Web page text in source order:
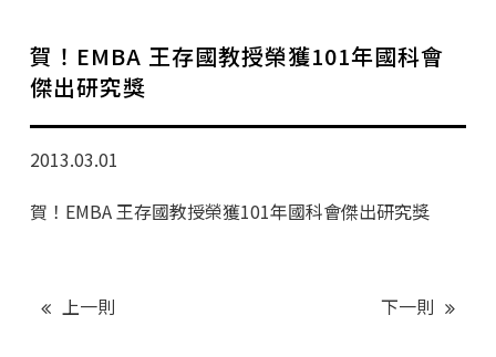
行政公告
師生動態
賀！EMBA 王存國教授榮獲101年國科會
傑出研究獎
2013.03.01
賀！EMBA 王存國教授榮獲101年國科會傑出研究獎
上一則 下一則